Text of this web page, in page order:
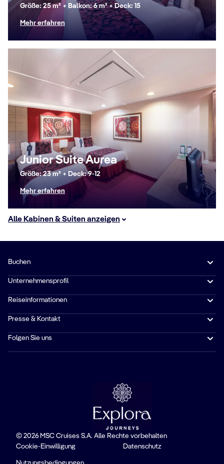
Größe: 25 m² + Balkon: 6 m² + Deck: 15
Mehr erfahren
Junior Suite Aurea
Größe: 23 m² + Deck: 9-12
Mehr erfahren
Alle Kabinen & Suiten anzeigen
Buchen
Unternehmensprofil
Reiseinformationen
Presse & Kontakt
Folgen Sie uns
© 2026 MSC Cruises S.A. Alle Rechte vorbehalten
Cookie-Einwilligung
Datenschutz